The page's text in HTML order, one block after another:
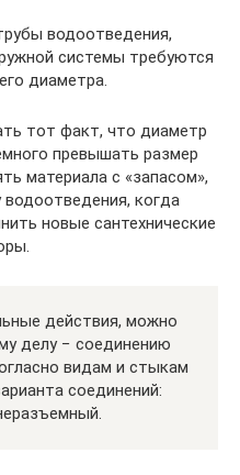
водоотведения,
системы требуются
диаметра.
тот факт, что диаметр
превышать размер
материала с «запасом»,
когда
новые сантехнические
действия, можно
делу − соединению
видам и стыкам
соединений: